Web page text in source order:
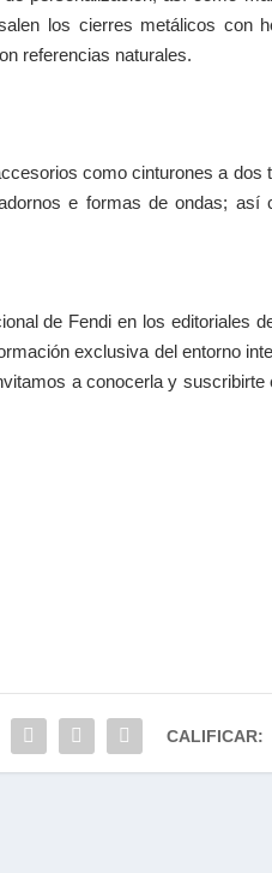
los cierres metálicos con
referencias naturales.
como cinturones a dos
e formas de ondas; así
de Fendi en los editoriales
exclusiva del entorno
a conocerla y suscribirte
CALIFICAR: